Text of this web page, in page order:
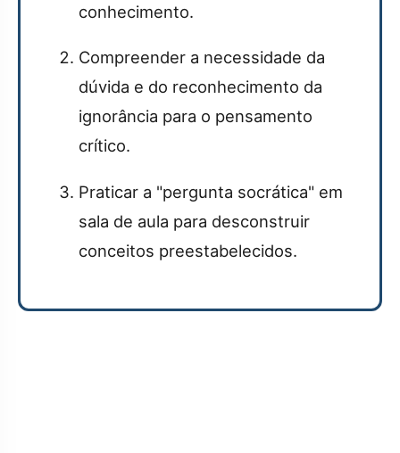
conhecimento.
Compreender a necessidade da
dúvida e do reconhecimento da
ignorância para o pensamento
crítico.
Praticar a "pergunta socrática" em
sala de aula para desconstruir
conceitos preestabelecidos.